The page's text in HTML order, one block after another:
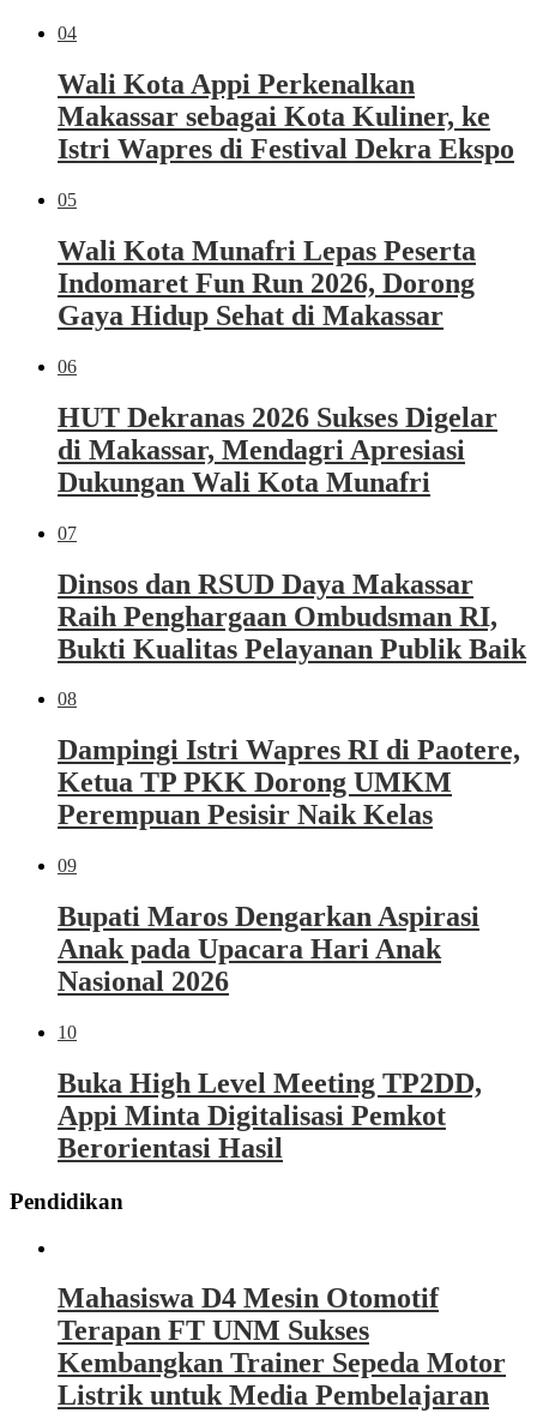
04
Wali Kota Appi Perkenalkan
Makassar sebagai Kota Kuliner, ke
Istri Wapres di Festival Dekra Ekspo
05
Wali Kota Munafri Lepas Peserta
Indomaret Fun Run 2026, Dorong
Gaya Hidup Sehat di Makassar
06
HUT Dekranas 2026 Sukses Digelar
di Makassar, Mendagri Apresiasi
Dukungan Wali Kota Munafri
07
Dinsos dan RSUD Daya Makassar
Raih Penghargaan Ombudsman RI,
Bukti Kualitas Pelayanan Publik Baik
08
Dampingi Istri Wapres RI di Paotere,
Ketua TP PKK Dorong UMKM
Perempuan Pesisir Naik Kelas
09
Bupati Maros Dengarkan Aspirasi
Anak pada Upacara Hari Anak
Nasional 2026
10
Buka High Level Meeting TP2DD,
Appi Minta Digitalisasi Pemkot
Berorientasi Hasil
Pendidikan
Mahasiswa D4 Mesin Otomotif
Terapan FT UNM Sukses
Kembangkan Trainer Sepeda Motor
Listrik untuk Media Pembelajaran